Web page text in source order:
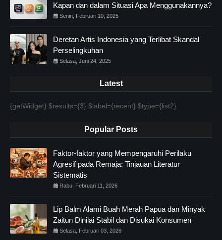
Kapan dan dalam Situasi Apa Menggunakannya?
Senin, Februari 10, 2025
Deretan Artis Indonesia yang Terlibat Skandal
Perselingkuhan
Selasa, Juni 24, 2025
Latest
{getWidget} $results={3} $label={recent} $type={list2}
Popular Posts
Faktor-faktor yang Mempengaruhi Perilaku
Agresif pada Remaja: Tinjauan Literatur
Sistematis
Rabu, Februari 11, 2026
Lip Balm Alami Buah Merah Papua dan Minyak
Zaitun Dinilai Stabil dan Disukai Konsumen
Selasa, Februari 03, 2026